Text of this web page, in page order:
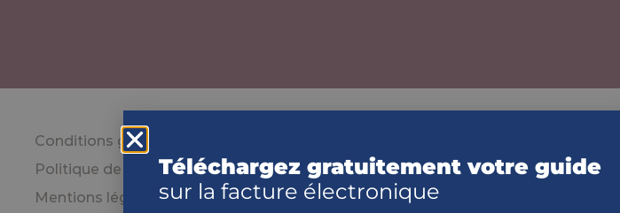
Conditions générales d’utilisation
Politique de confidentialité
Mentions légales
Téléchargez gratuitement votre guide
sur la facture électronique